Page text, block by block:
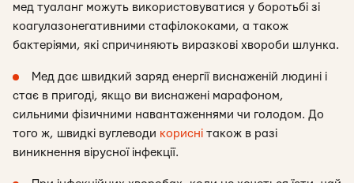
мед туаланг можуть використовуватися у боротьбі зі
коагулазонегативними стафілококами, а також
бактеріями, які спричиняють виразкові хвороби шлунка.
Мед дає швидкий заряд енергії виснаженій людині і
стає в пригоді, якщо ви виснажені марафоном,
сильними фізичними навантаженнями чи голодом. До
того ж, швидкі вуглеводи корисні також в разі
виникнення вірусної інфекції.